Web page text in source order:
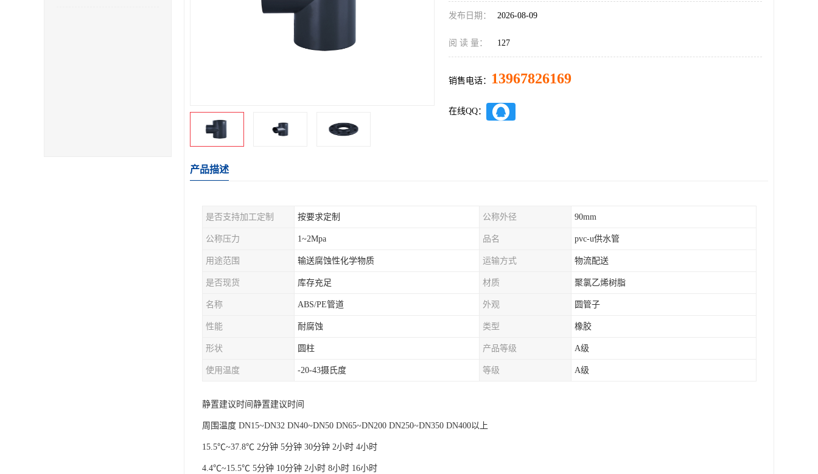
发布日期： 2026-08-09
阅 读 量： 127
销售电话： 13967826169
在线QQ：
产品描述
是否支持加工定制 按要求定制 公称外径 90mm
公称压力 1~2Mpa 品名 pvc-u供水管
用途范围 输送腐蚀性化学物质 运输方式 物流配送
是否现货 库存充足 材质 聚氯乙烯树脂
名称 ABS/PE管道 外观 圆管子
性能 耐腐蚀 类型 橡胶
形状 圆柱 产品等级 A级
使用温度 -20-43摄氏度 等级 A级
静置建议时间静置建议时间
周围温度 DN15~DN32 DN40~DN50 DN65~DN200 DN250~DN350 DN400以上
15.5℃~37.8℃ 2分钟 5分钟 30分钟 2小时 4小时
4.4℃~15.5℃ 5分钟 10分钟 2小时 8小时 16小时